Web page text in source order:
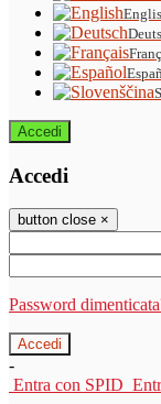
Accedi
Accedi
button close ×
Password
-
Entra con SPID